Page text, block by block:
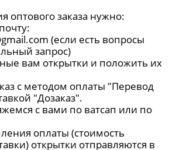
оптового заказа нужно:
(если есть вопросы
запрос)
вам открытки и положить их
с методом оплаты "Перевод
"Дозаказ".
с вами по ватсап или по
оплаты (стоимость
открытки отправляются в